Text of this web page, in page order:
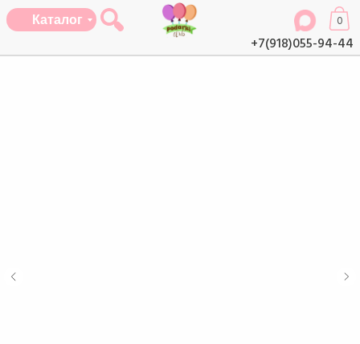
+7(918)055-94-44
0
Каталог